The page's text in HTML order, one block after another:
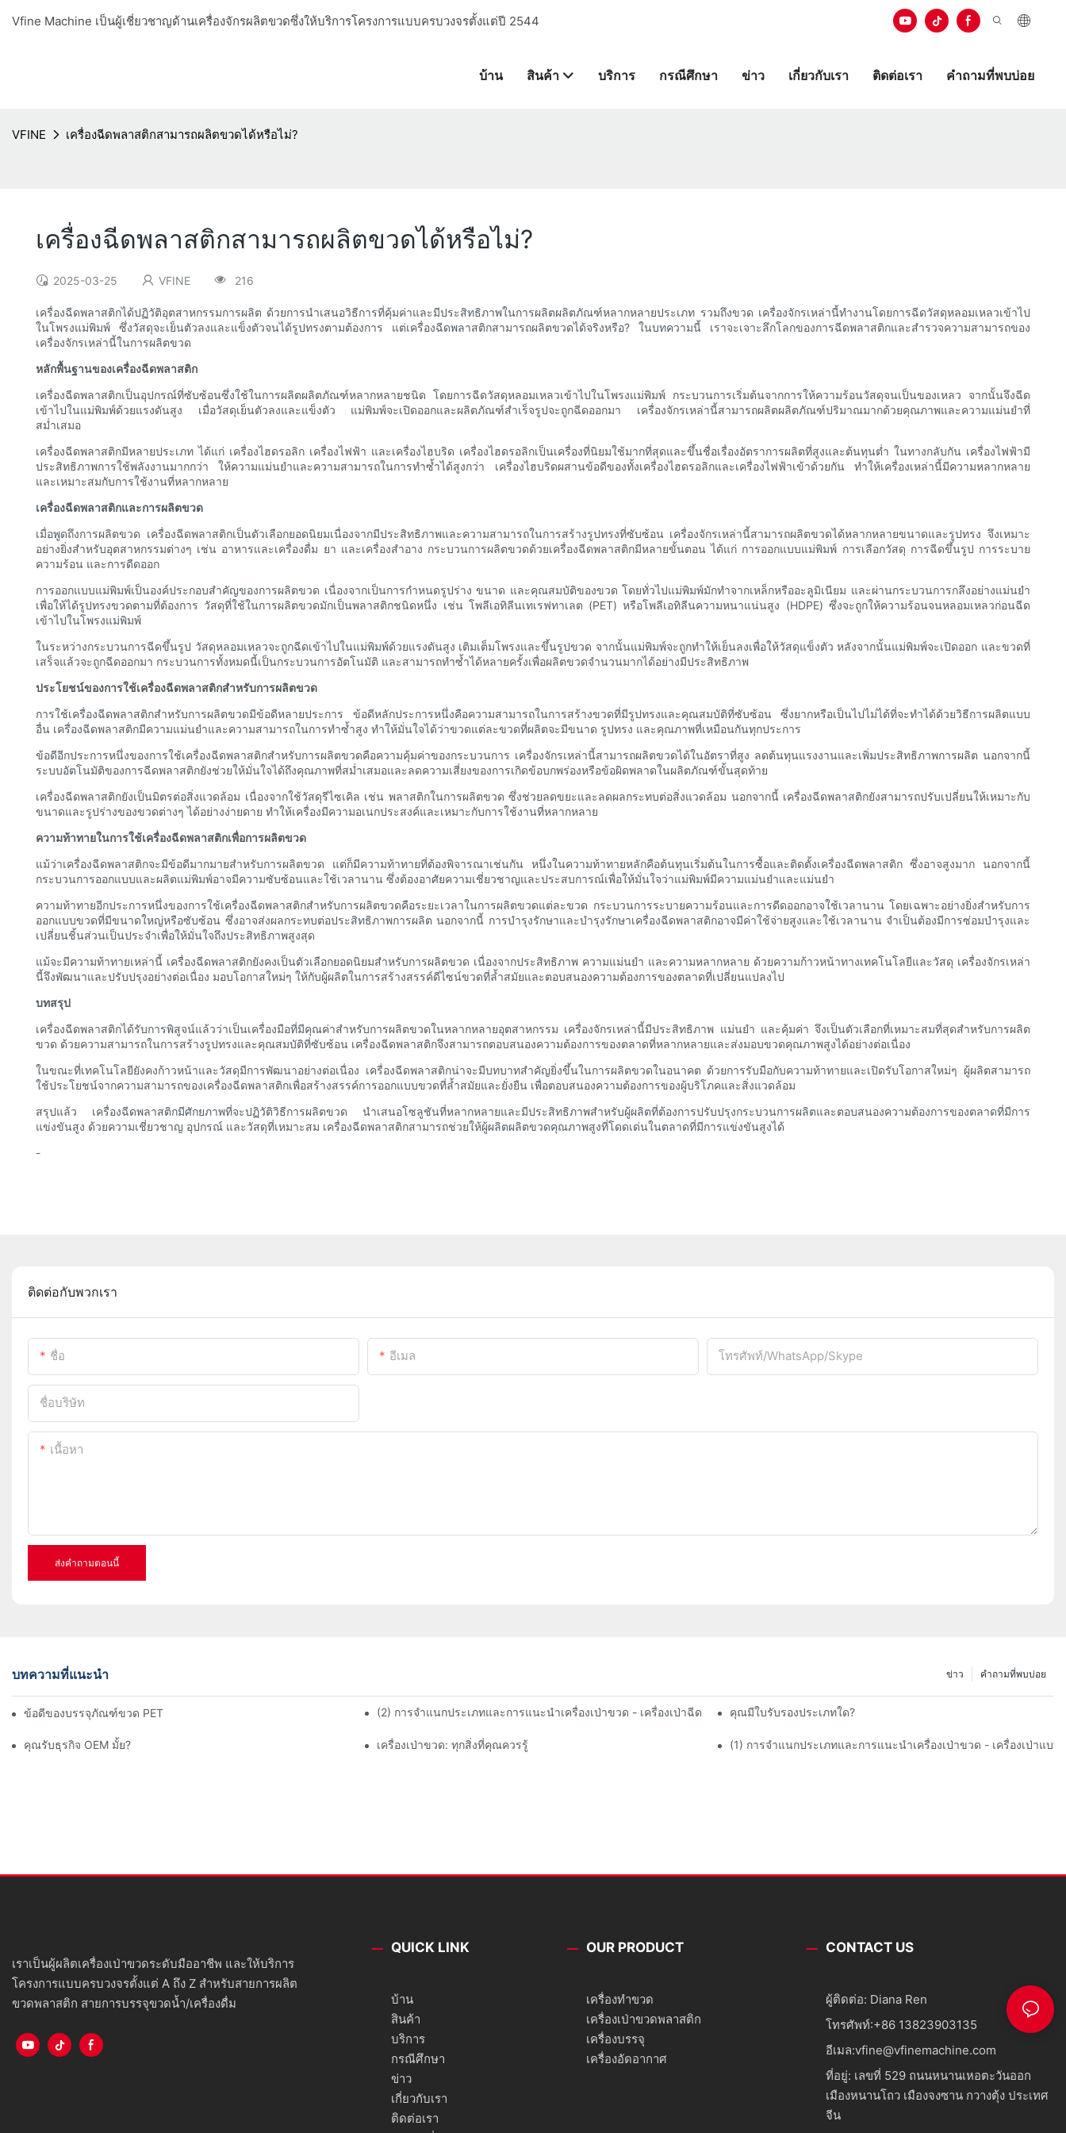
Vfine Machine เป็นผู้เชี่ยวชาญด้านเครื่องจักรผลิตขวดซึ่งให้บริการโครงการแบบครบวงจรตั้งแต่ปี 2544
บ้าน สินค้า บริการ กรณีศึกษา ข่าว เกี่ยวกับเรา ติดต่อเรา คำถามที่พบบ่อย
VFINE เครื่องฉีดพลาสติกสามารถผลิตขวดได้หรือไม่?
เครื่องฉีดพลาสติกสามารถผลิตขวดได้หรือไม่?
2025-03-25 VFINE 216
เครื่องฉีดพลาสติกได้ปฏิวัติอุตสาหกรรมการผลิต ด้วยการนำเสนอวิธีการที่คุ้มค่าและมีประสิทธิภาพในการผลิตผลิตภัณฑ์หลากหลายประเภท รวมถึงขวด เครื่องจักรเหล่านี้ทำงานโดยการฉีดวัสดุหลอมเหลวเข้าไป
ในโพรงแม่พิมพ์ ซึ่งวัสดุจะเย็นตัวลงและแข็งตัวจนได้รูปทรงตามต้องการ แต่เครื่องฉีดพลาสติกสามารถผลิตขวดได้จริงหรือ? ในบทความนี้ เราจะเจาะลึกโลกของการฉีดพลาสติกและสำรวจความสามารถของ
เครื่องจักรเหล่านี้ในการผลิตขวด
หลักพื้นฐานของเครื่องฉีดพลาสติก
เครื่องฉีดพลาสติกเป็นอุปกรณ์ที่ซับซ้อนซึ่งใช้ในการผลิตผลิตภัณฑ์หลากหลายชนิด โดยการฉีดวัสดุหลอมเหลวเข้าไปในโพรงแม่พิมพ์ กระบวนการเริ่มต้นจากการให้ความร้อนวัสดุจนเป็นของเหลว จากนั้นจึงฉีด
เข้าไปในแม่พิมพ์ด้วยแรงดันสูง เมื่อวัสดุเย็นตัวลงและแข็งตัว แม่พิมพ์จะเปิดออกและผลิตภัณฑ์สำเร็จรูปจะถูกฉีดออกมา เครื่องจักรเหล่านี้สามารถผลิตผลิตภัณฑ์ปริมาณมากด้วยคุณภาพและความแม่นยำที่
สม่ำเสมอ
เครื่องฉีดพลาสติกมีหลายประเภท ได้แก่ เครื่องไฮดรอลิก เครื่องไฟฟ้า และเครื่องไฮบริด เครื่องไฮดรอลิกเป็นเครื่องที่นิยมใช้มากที่สุดและขึ้นชื่อเรื่องอัตราการผลิตที่สูงและต้นทุนต่ำ ในทางกลับกัน เครื่องไฟฟ้ามี
ประสิทธิภาพการใช้พลังงานมากกว่า ให้ความแม่นยำและความสามารถในการทำซ้ำได้สูงกว่า เครื่องไฮบริดผสานข้อดีของทั้งเครื่องไฮดรอลิกและเครื่องไฟฟ้าเข้าด้วยกัน ทำให้เครื่องเหล่านี้มีความหลากหลาย
และเหมาะสมกับการใช้งานที่หลากหลาย
เครื่องฉีดพลาสติกและการผลิตขวด
เมื่อพูดถึงการผลิตขวด เครื่องฉีดพลาสติกเป็นตัวเลือกยอดนิยมเนื่องจากมีประสิทธิภาพและความสามารถในการสร้างรูปทรงที่ซับซ้อน เครื่องจักรเหล่านี้สามารถผลิตขวดได้หลากหลายขนาดและรูปทรง จึงเหมาะ
อย่างยิ่งสำหรับอุตสาหกรรมต่างๆ เช่น อาหารและเครื่องดื่ม ยา และเครื่องสำอาง กระบวนการผลิตขวดด้วยเครื่องฉีดพลาสติกมีหลายขั้นตอน ได้แก่ การออกแบบแม่พิมพ์ การเลือกวัสดุ การฉีดขึ้นรูป การระบาย
ความร้อน และการดีดออก
การออกแบบแม่พิมพ์เป็นองค์ประกอบสำคัญของการผลิตขวด เนื่องจากเป็นการกำหนดรูปร่าง ขนาด และคุณสมบัติของขวด โดยทั่วไปแม่พิมพ์มักทำจากเหล็กหรืออะลูมิเนียม และผ่านกระบวนการกลึงอย่างแม่นยำ
เพื่อให้ได้รูปทรงขวดตามที่ต้องการ วัสดุที่ใช้ในการผลิตขวดมักเป็นพลาสติกชนิดหนึ่ง เช่น โพลีเอทิลีนเทเรฟทาเลต (PET) หรือโพลีเอทิลีนความหนาแน่นสูง (HDPE) ซึ่งจะถูกให้ความร้อนจนหลอมเหลวก่อนฉีด
เข้าไปในโพรงแม่พิมพ์
ในระหว่างกระบวนการฉีดขึ้นรูป วัสดุหลอมเหลวจะถูกฉีดเข้าไปในแม่พิมพ์ด้วยแรงดันสูง เติมเต็มโพรงและขึ้นรูปขวด จากนั้นแม่พิมพ์จะถูกทำให้เย็นลงเพื่อให้วัสดุแข็งตัว หลังจากนั้นแม่พิมพ์จะเปิดออก และขวดที่
เสร็จแล้วจะถูกฉีดออกมา กระบวนการทั้งหมดนี้เป็นกระบวนการอัตโนมัติ และสามารถทำซ้ำได้หลายครั้งเพื่อผลิตขวดจำนวนมากได้อย่างมีประสิทธิภาพ
ประโยชน์ของการใช้เครื่องฉีดพลาสติกสำหรับการผลิตขวด
การใช้เครื่องฉีดพลาสติกสำหรับการผลิตขวดมีข้อดีหลายประการ ข้อดีหลักประการหนึ่งคือความสามารถในการสร้างขวดที่มีรูปทรงและคุณสมบัติที่ซับซ้อน ซึ่งยากหรือเป็นไปไม่ได้ที่จะทำได้ด้วยวิธีการผลิตแบบ
อื่น เครื่องฉีดพลาสติกมีความแม่นยำและความสามารถในการทำซ้ำสูง ทำให้มั่นใจได้ว่าขวดแต่ละขวดที่ผลิตจะมีขนาด รูปทรง และคุณภาพที่เหมือนกันทุกประการ
ข้อดีอีกประการหนึ่งของการใช้เครื่องฉีดพลาสติกสำหรับการผลิตขวดคือความคุ้มค่าของกระบวนการ เครื่องจักรเหล่านี้สามารถผลิตขวดได้ในอัตราที่สูง ลดต้นทุนแรงงานและเพิ่มประสิทธิภาพการผลิต นอกจากนี้
ระบบอัตโนมัติของการฉีดพลาสติกยังช่วยให้มั่นใจได้ถึงคุณภาพที่สม่ำเสมอและลดความเสี่ยงของการเกิดข้อบกพร่องหรือข้อผิดพลาดในผลิตภัณฑ์ขั้นสุดท้าย
เครื่องฉีดพลาสติกยังเป็นมิตรต่อสิ่งแวดล้อม เนื่องจากใช้วัสดุรีไซเคิล เช่น พลาสติกในการผลิตขวด ซึ่งช่วยลดขยะและลดผลกระทบต่อสิ่งแวดล้อม นอกจากนี้ เครื่องฉีดพลาสติกยังสามารถปรับเปลี่ยนให้เหมาะกับ
ขนาดและรูปร่างของขวดต่างๆ ได้อย่างง่ายดาย ทำให้เครื่องมีความอเนกประสงค์และเหมาะกับการใช้งานที่หลากหลาย
ความท้าทายในการใช้เครื่องฉีดพลาสติกเพื่อการผลิตขวด
แม้ว่าเครื่องฉีดพลาสติกจะมีข้อดีมากมายสำหรับการผลิตขวด แต่ก็มีความท้าทายที่ต้องพิจารณาเช่นกัน หนึ่งในความท้าทายหลักคือต้นทุนเริ่มต้นในการซื้อและติดตั้งเครื่องฉีดพลาสติก ซึ่งอาจสูงมาก นอกจากนี้
กระบวนการออกแบบและผลิตแม่พิมพ์อาจมีความซับซ้อนและใช้เวลานาน ซึ่งต้องอาศัยความเชี่ยวชาญและประสบการณ์เพื่อให้มั่นใจว่าแม่พิมพ์มีความแม่นยำและแม่นยำ
ความท้าทายอีกประการหนึ่งของการใช้เครื่องฉีดพลาสติกสำหรับการผลิตขวดคือระยะเวลาในการผลิตขวดแต่ละขวด กระบวนการระบายความร้อนและการดีดออกอาจใช้เวลานาน โดยเฉพาะอย่างยิ่งสำหรับการ
ออกแบบขวดที่มีขนาดใหญ่หรือซับซ้อน ซึ่งอาจส่งผลกระทบต่อประสิทธิภาพการผลิต นอกจากนี้ การบำรุงรักษาและบำรุงรักษาเครื่องฉีดพลาสติกอาจมีค่าใช้จ่ายสูงและใช้เวลานาน จำเป็นต้องมีการซ่อมบำรุงและ
เปลี่ยนชิ้นส่วนเป็นประจำเพื่อให้มั่นใจถึงประสิทธิภาพสูงสุด
แม้จะมีความท้าทายเหล่านี้ เครื่องฉีดพลาสติกยังคงเป็นตัวเลือกยอดนิยมสำหรับการผลิตขวด เนื่องจากประสิทธิภาพ ความแม่นยำ และความหลากหลาย ด้วยความก้าวหน้าทางเทคโนโลยีและวัสดุ เครื่องจักรเหล่า
นี้จึงพัฒนาและปรับปรุงอย่างต่อเนื่อง มอบโอกาสใหม่ๆ ให้กับผู้ผลิตในการสร้างสรรค์ดีไซน์ขวดที่ล้ำสมัยและตอบสนองความต้องการของตลาดที่เปลี่ยนแปลงไป
บทสรุป
เครื่องฉีดพลาสติกได้รับการพิสูจน์แล้วว่าเป็นเครื่องมือที่มีคุณค่าสำหรับการผลิตขวดในหลากหลายอุตสาหกรรม เครื่องจักรเหล่านี้มีประสิทธิภาพ แม่นยำ และคุ้มค่า จึงเป็นตัวเลือกที่เหมาะสมที่สุดสำหรับการผลิต
ขวด ด้วยความสามารถในการสร้างรูปทรงและคุณสมบัติที่ซับซ้อน เครื่องฉีดพลาสติกจึงสามารถตอบสนองความต้องการของตลาดที่หลากหลายและส่งมอบขวดคุณภาพสูงได้อย่างต่อเนื่อง
ในขณะที่เทคโนโลยียังคงก้าวหน้าและวัสดุมีการพัฒนาอย่างต่อเนื่อง เครื่องฉีดพลาสติกน่าจะมีบทบาทสำคัญยิ่งขึ้นในการผลิตขวดในอนาคต ด้วยการรับมือกับความท้าทายและเปิดรับโอกาสใหม่ๆ ผู้ผลิตสามารถ
ใช้ประโยชน์จากความสามารถของเครื่องฉีดพลาสติกเพื่อสร้างสรรค์การออกแบบขวดที่ล้ำสมัยและยั่งยืน เพื่อตอบสนองความต้องการของผู้บริโภคและสิ่งแวดล้อม
สรุปแล้ว เครื่องฉีดพลาสติกมีศักยภาพที่จะปฏิวัติวิธีการผลิตขวด นำเสนอโซลูชันที่หลากหลายและมีประสิทธิภาพสำหรับผู้ผลิตที่ต้องการปรับปรุงกระบวนการผลิตและตอบสนองความต้องการของตลาดที่มีการ
แข่งขันสูง ด้วยความเชี่ยวชาญ อุปกรณ์ และวัสดุที่เหมาะสม เครื่องฉีดพลาสติกสามารถช่วยให้ผู้ผลิตผลิตขวดคุณภาพสูงที่โดดเด่นในตลาดที่มีการแข่งขันสูงได้
-
ติดต่อกับพวกเรา
ชื่อ อีเมล โทรศัพท์/WhatsApp/Skype
ชื่อบริษัท
เนื้อหา
ส่งคำถามตอนนี้
บทความที่แนะนำ คำถามที่พบบ่อย
ข่าว
ข้อดีของบรรจุภัณฑ์ขวด PET (2) การจำแนกประเภทและการแนะนำเครื่องเป่าขวด - เครื่องเป่าฉีด คุณมีใบรับรองประเภทใด?
คุณรับธุรกิจ OEM มั้ย? เครื่องเป่าขวด: ทุกสิ่งที่คุณควรรู้ (1) การจำแนกประเภทและการแนะนำเครื่องเป่าขวด - เครื่องเป่าแบบ
เราเป็นผู้ผลิตเครื่องเป่าขวดระดับมืออาชีพ และให้บริการ
โครงการแบบครบวงจรตั้งแต่ A ถึง Z สำหรับสายการผลิต
ขวดพลาสติก สายการบรรจุขวดน้ำ/เครื่องดื่ม
QUICK LINK
บ้าน
สินค้า
บริการ
กรณีศึกษา
ข่าว
เกี่ยวกับเรา
ติดต่อเรา
OUR PRODUCT
เครื่องทำขวด
เครื่องเป่าขวดพลาสติก
เครื่องบรรจุ
เครื่องอัดอากาศ
CONTACT US
ผู้ติดต่อ: Diana Ren
โทรศัพท์:+86 13823903135
อีเมล:vfine@vfinemachine.com
ที่อยู่: เลขที่ 529 ถนนหนานเหอตะวันออก
เมืองหนานโถว เมืองจงซาน กวางตุ้ง ประเทศ
จีน